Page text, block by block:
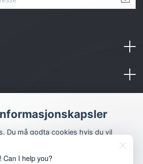
Du må godta cookies hvis du vil
Can I help you?